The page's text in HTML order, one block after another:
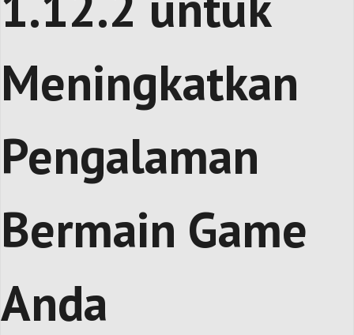
Meningkatkan
Pengalaman
Bermain Game
Anda